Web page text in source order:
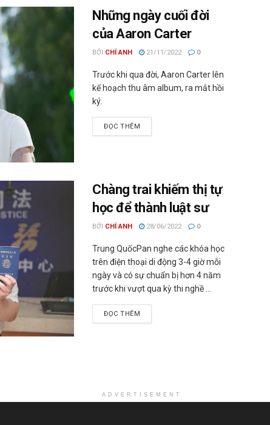
Những ngày cuối đời
của Aaron Carter
BỞI CHÍ ANH 21/11/2022 0
Trước khi qua đời, Aaron Carter lên
kế hoạch thu âm album, ra mắt hồi
ký.
ĐỌC THÊM
Chàng trai khiếm thị tự
học để thành luật sư
BỞI CHÍ ANH 28/06/2022 0
Trung QuốcPan nghe các khóa học
trên điện thoại di động 3-4 giờ mỗi
ngày và có sự chuẩn bị hơn 4 năm
trước khi vượt qua kỳ thi nghề ...
ĐỌC THÊM
ADVERTISEMENT